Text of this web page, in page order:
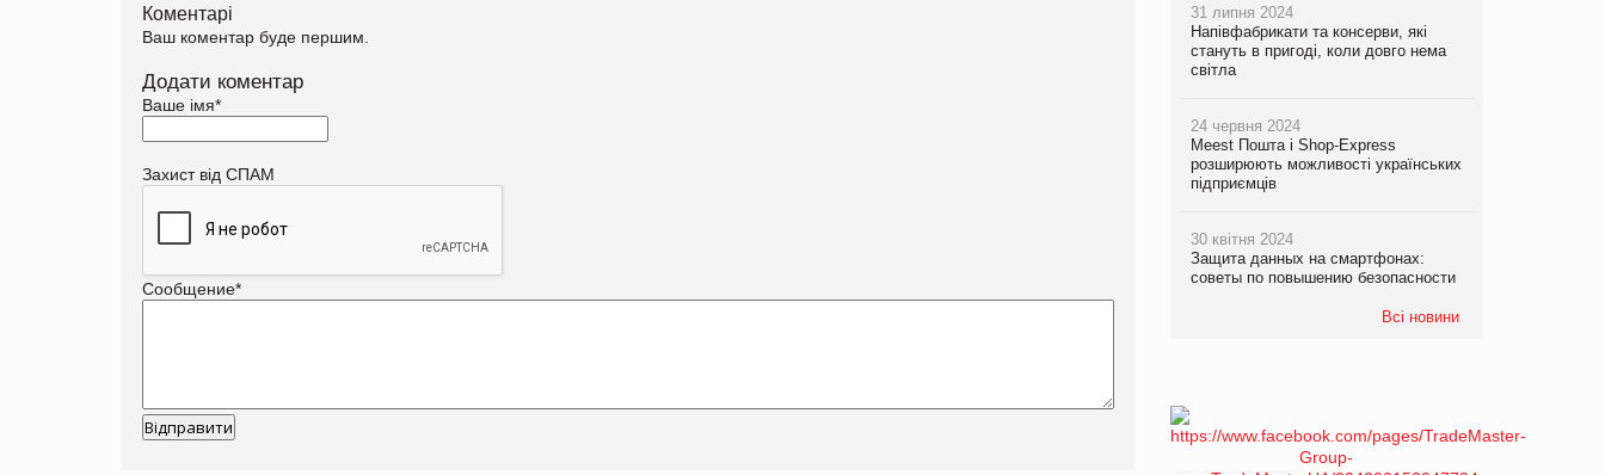
Коментарі
Ваш коментар буде першим.
Додати коментар
Ваше імя*
Захист від СПАМ
Сообщение*
31 липня 2024
Напівфабрикати та консерви, які
стануть в пригоді, коли довго нема
світла
24 червня 2024
Meest Пошта і Shop-Express
розширюють можливості українських
підприємців
30 квітня 2024
Защита данных на смартфонах:
советы по повышению безопасности
Всі новини